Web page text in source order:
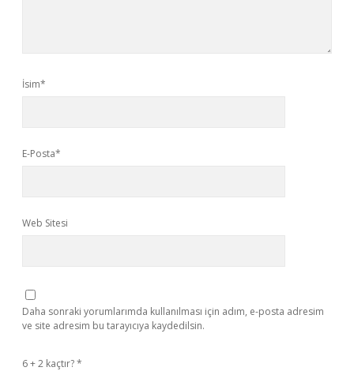
İsim*
E-Posta*
Web Sitesi
Daha sonraki yorumlarımda kullanılması için adım, e-posta adresim
ve site adresim bu tarayıcıya kaydedilsin.
6 + 2 kaçtır?*